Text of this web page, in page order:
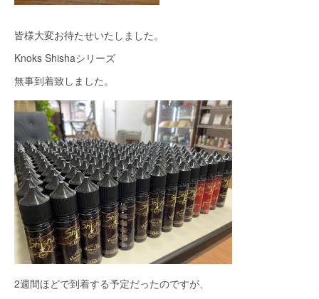
皆様大変お待たせいたしました。
Knoks Shishaシリーズ
無事到着致しました。
2週間ほどで到着する予定だったのですが、